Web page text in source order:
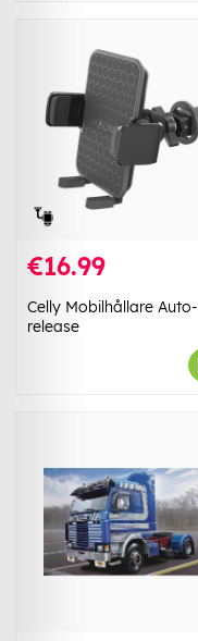
€16.99
Celly Mobilhållare Auto-
release